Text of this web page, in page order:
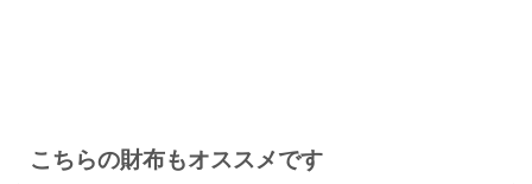
こちらの財布もオススメです